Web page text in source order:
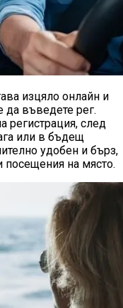
изцяло онлайн и
да въведете рег.
регистрация, след
или в бъдещ
удобен и бърз,
посещения на място.